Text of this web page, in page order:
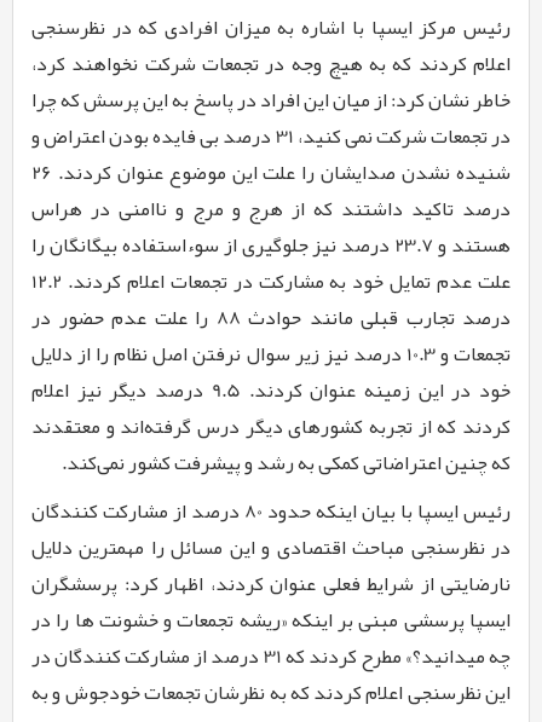
رئیس مرکز ایسپا با اشاره به میزان افرادی که در نظرسنجی
اعلام کردند که به هیچ وجه در تجمعات شرکت نخواهند کرد،
خاطر نشان کرد: از میان این افراد در پاسخ به این پرسش که چرا
در تجمعات شرکت نمی کنید،31درصد بی فایده بودن اعتراض و
شنیده نشدن صدایشان را علت این موضوع عنوان کردند. 26
درصد تاکید داشتند که از هرج و مرج و ناامنی در هراس
هستند و23.7درصد نیز جلوگیری از سوءاستفاده بیگانگان را
علت عدم تمایل خود به مشارکت در تجمعات اعلام کردند. 12.2
درصد تجارب قبلی مانند حوادث 88 را علت عدم حضور در
تجمعات و10.3درصد نیز زیر سوال نرفتن اصل نظام را از دلایل
خود در این زمینه عنوان کردند. 9.5 درصد دیگر نیز اعلام
کردند که از تجربه کشورهای دیگر درس گرفته‌اند و معتقدند
که چنین اعتراضاتی کمکی به رشد و پیشرفت کشور نمی‌کند.
رئیس ایسپا با بیان اینکه حدود80درصد از مشارکت کنندگان
در نظرسنجی مباحث اقتصادی و این مسائل را مهمترین دلایل
نارضایتی از شرایط فعلی عنوان کردند، اظهار کرد: پرسشگران
ایسپا پرسشی مبنی بر اینکه «ریشه تجمعات و خشونت ها را در
چه میدانید؟» مطرح کردند که31درصد از مشارکت کنندگان در
این نظرسنجی اعلام کردند که به نظرشان تجمعات خودجوش و به